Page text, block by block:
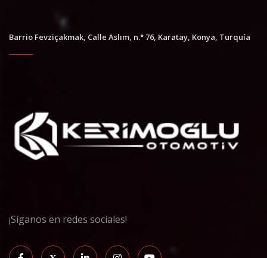
Barrio Fevziçakmak, Calle Aslım, n.° 76, Karatay, Konya, Turquía
¡Síganos en redes sociales!